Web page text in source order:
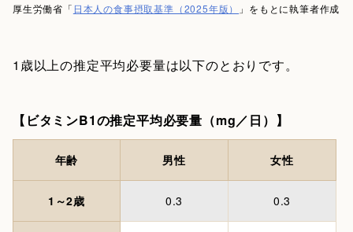
厚生労働省「 日本人の食事摂取基準（2025年版） 」をもとに執筆者作成
1歳以上の推定平均必要量は以下のとおりです。
【ビタミンB1の推定平均必要量（mg／日）】
年齢 男性 女性
1～2歳 0.3 0.3